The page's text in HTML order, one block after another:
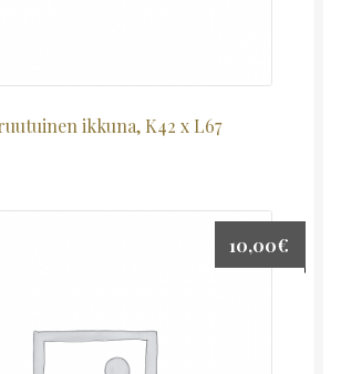
ikkuna, K42 x L67
10,00€